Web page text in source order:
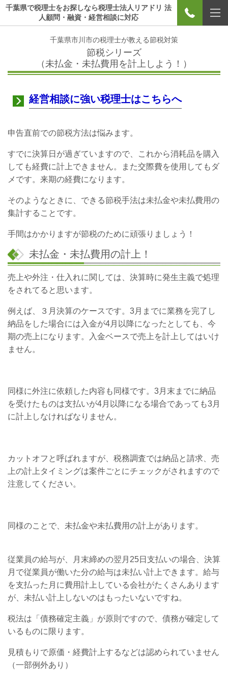
千葉県で税理士をお探しなら税理士法人リアドリ 法
人顧問・融資・経営相談に対応
千葉県市川市の税理士が教える節税対策
節税シリーズ
（未払金・未払費用を計上しよう！）
経営相談に強い税理士はこちらへ
申告直前での節税方法は悩みます。
すでに決算日が過ぎていますので、これから消耗品を購入
しても経費に計上できません。また交際費を使用してもダ
メです。来期の経費になります。
そのようなときに、できる節税手法は未払金や未払費用の
集計することです。
手間はかかりますが節税のために頑張りましょう！
未払金・未払費用の計上！
売上や外注・仕入れに関しては、決算時に発生主義で処理
をされてると思います。
例えば、​３月決算のケースです。3月までに業務を完了し
納品をした場合には入金が4月以降になったとしても、今
期の売上になります。入金ベースで売上を計上してはいけ
ません。
同様に外注に依頼した内容も同様です。3月末までに納品
を受けたものは支払いが4月以降になる場合であっても3月
に計上しなければなりません。
カットオフと呼ばれますが、税務調査では納品と請求、売
上の計上タイミングは案件ごとにチェックがされますので
注意してください。
同様のことで、未払金や未払費用の計上があります。
従業員の給与が、月末締めの翌月25日支払いの場合、決算
月で従業員が働いた分の給与は未払い計上できます。給与
を支払った月に費用計上している会社がたくさんあります
が、未払い計上しないのはもったいないですね。
税法は「債務確定主義」が原則ですので、債務が確定して
いるものに限ります。
見積もりで原価・経費計上するなどは認められていません
（一部例外あり）